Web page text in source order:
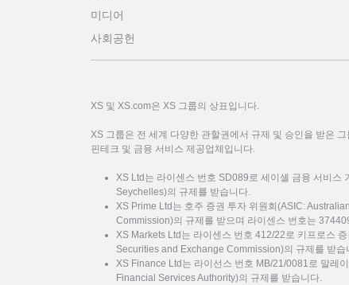
미디어
사회공헌
XS 및 XS.com은 XS 그룹의 상표입니다.
XS 그룹은 전 세계 다양한 관할권에서 규제 및 승인을 받은
핀테크 및 금융 서비스 제공업체입니다.
XS Ltd는 라이센스 번호 SD089로 세이셸 금융 서비스
Seychelles)의 규제를 받습니다.
XS Prime Ltd는 호주 증권 투자 위원회(ASIC:
Commission)의 규제를 받으며 라이센스 번호는
XS Markets Ltd는 라이센스 번호 412/22로 키프로스
Securities and Exchange Commission)의 규제를 받습
XS Finance Ltd는 라이선스 번호 MB/21/0081로 말레
Financial Services Authority)의 규제를 받습니다.